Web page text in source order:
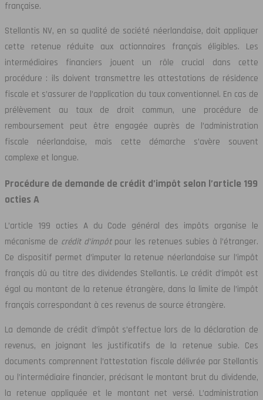
française.
Stellantis NV, en sa qualité de société néerlandaise, doit appliquer
cette retenue réduite aux actionnaires français éligibles. Les
intermédiaires financiers jouent un rôle crucial dans cette
procédure : ils doivent transmettre les attestations de résidence
fiscale et s’assurer de l’application du taux conventionnel. En cas de
prélèvement au taux de droit commun, une procédure de
remboursement peut être engagée auprès de l’administration
fiscale néerlandaise, mais cette démarche s’avère souvent
complexe et longue.
Procédure de demande de crédit d’impôt selon l’article 199
octies A
L’article 199 octies A du Code général des impôts organise le
mécanisme de crédit d’impôt pour les retenues subies à l’étranger.
Ce dispositif permet d’imputer la retenue néerlandaise sur l’impôt
français dû au titre des dividendes Stellantis. Le crédit d’impôt est
égal au montant de la retenue étrangère, dans la limite de l’impôt
français correspondant à ces revenus de source étrangère.
La demande de crédit d’impôt s’effectue lors de la déclaration de
revenus, en joignant les justificatifs de la retenue subie. Ces
documents comprennent l’attestation fiscale délivrée par Stellantis
ou l’intermédiaire financier, précisant le montant brut du dividende,
la retenue appliquée et le montant net versé. L’administration